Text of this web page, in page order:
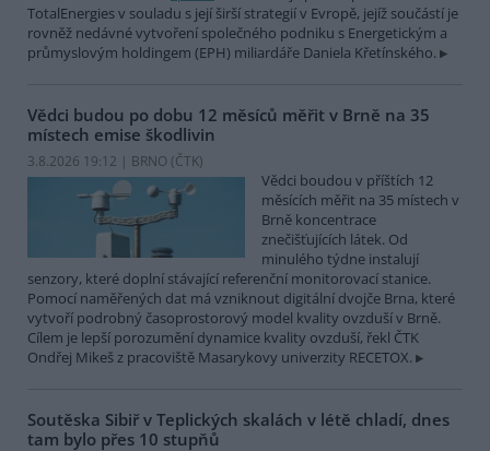
TotalEnergies v souladu s její širší strategií v Evropě, jejíž součástí je
rovněž nedávné vytvoření společného podniku s Energetickým a
průmyslovým holdingem (EPH) miliardáře Daniela Křetínského.
Vědci budou po dobu 12 měsíců měřit v Brně na 35
místech emise škodlivin
3.8.2026 19:12 | BRNO (ČTK)
Vědci boudou v příštích 12
měsících měřit na 35 místech v
Brně koncentrace
znečišťujících látek. Od
minulého týdne instalují
senzory, které doplní stávající referenční monitorovací stanice.
Pomocí naměřených dat má vzniknout digitální dvojče Brna, které
vytvoří podrobný časoprostorový model kvality ovzduší v Brně.
Cílem je lepší porozumění dynamice kvality ovzduší, řekl ČTK
Ondřej Mikeš z pracoviště Masarykovy univerzity RECETOX.
Soutěska Sibiř v Teplických skalách v létě chladí, dnes
tam bylo přes 10 stupňů